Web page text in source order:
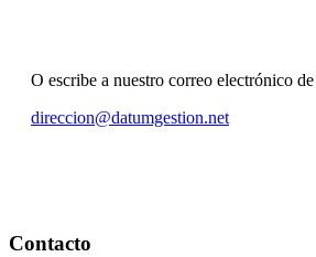
O escribe a nuestro correo electrónico
direccion@datumgestion.net
Contacto